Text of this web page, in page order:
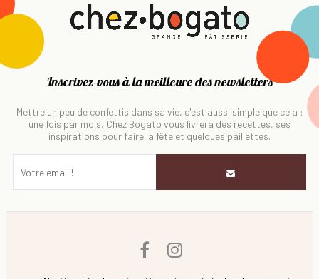
Inscrivez-vous à la meilleure des newsletters
Mettre un peu de confettis dans sa vie, c'est aussi simple que cela :
une fois par mois, Chez Bogato vous livrera des recettes, ses
inspirations pour faire la fête et quelques paillettes.
Facebook